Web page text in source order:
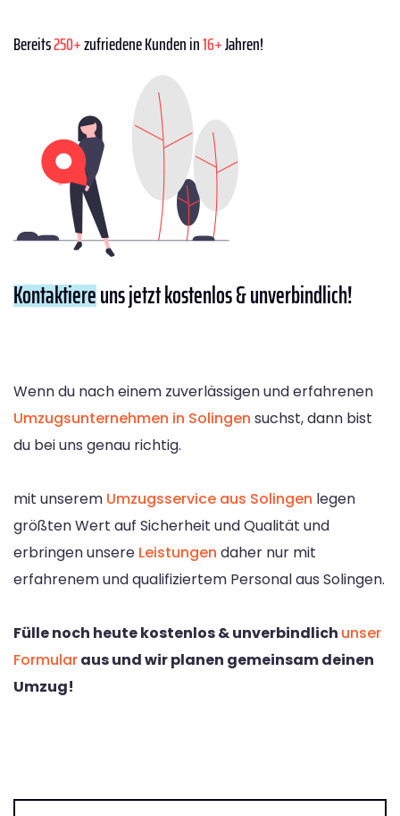
Bereits250+zufriedene Kunden in16+Jahren!
Kontaktiereuns jetzt kostenlos & unverbindlich!
Wenn du nach einem zuverlässigen und erfahrenen
Umzugsunternehmen in Solingen suchst, dann bist
du bei uns genau richtig.
mit unserem Umzugsservice aus Solingen legen
größten Wert auf Sicherheit und Qualität und
erbringen unsere Leistungen daher nur mit
erfahrenem und qualifiziertem Personal aus Solingen.
Fülle noch heute kostenlos & unverbindlich unser
Formularaus und wir planen gemeinsam deinen
Umzug!